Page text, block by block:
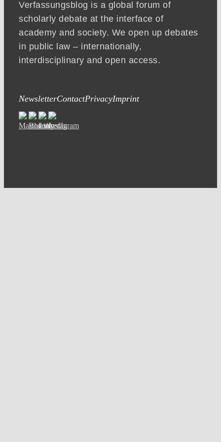
Verfassungsblog is a global forum of
scholarly debate at the interface of
academy and society. We open up debates
in public law – internationally,
interdisciplinary and open access.
NewsletterContactPrivacyImprint